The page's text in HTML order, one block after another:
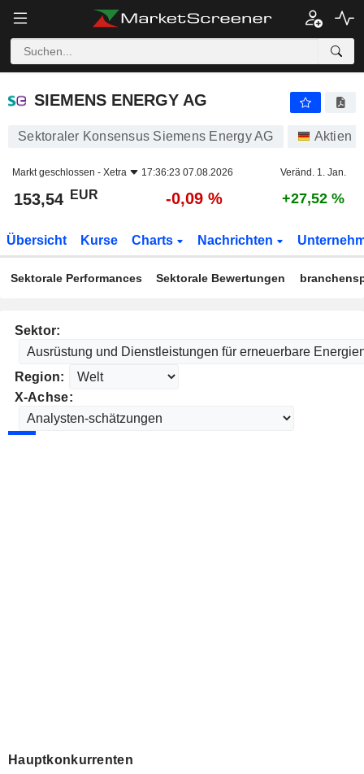
SIEMENS ENERGY AG €
SIEMENS ENERGY AG
Sektoraler Konsensus Siemens Energy AG Aktien
Markt geschlossen - Xetra 17:36:23 07.08.2026 Veränd. 1. Jan.
153,54 EUR -0,09 % +27,52 %
Übersicht Kurse Charts Nachrichten
Sektorale Performances Sektorale Bewertungen
Sektor:
Region:
X-Achse:
Hauptkonkurrenten